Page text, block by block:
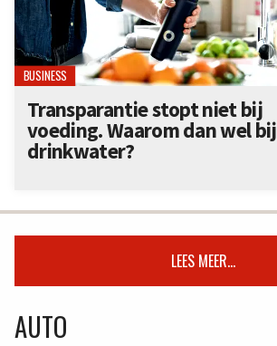
BUSINESS
Transparantie stopt niet bij
voeding. Waarom dan wel bij
drinkwater?
LEES MEER...
AUTO